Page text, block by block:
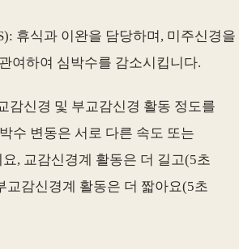
휴식과 이완을 담당하며, 미주신경을
여하여 심박수를 감소시킵니다.
감신경 및 부교감신경 활동 정도를
수 변동은 서로 다른 속도 또는
, 교감신경계 활동은 더 길고(5초
교감신경계 활동은 더 짧아요(5초